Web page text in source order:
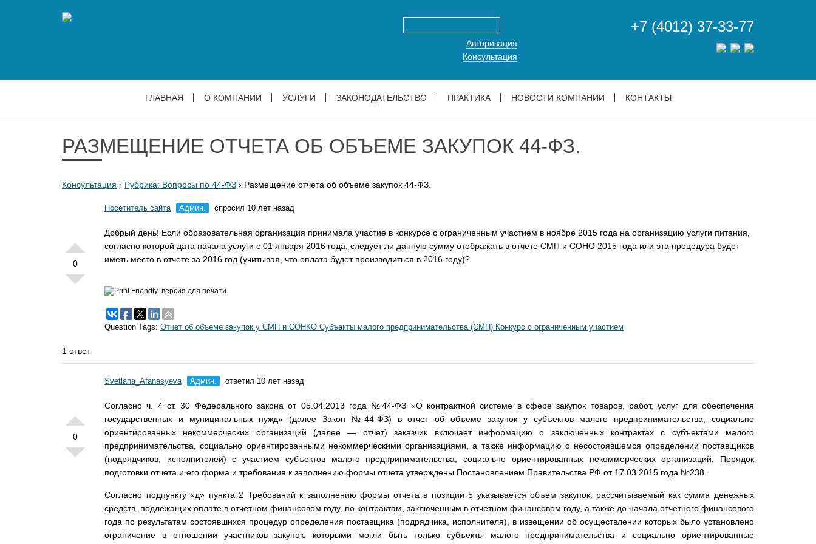
Авторизация
Консультация
+7 (4012) 37-33-77
ГЛАВНАЯ О КОМПАНИИ УСЛУГИ ЗАКОНОДАТЕЛЬСТВО ПРАКТИКА НОВОСТИ КОМПАНИИ КОНТАКТЫ
РАЗМЕЩЕНИЕ ОТЧЕТА ОБ ОБЪЕМЕ ЗАКУПОК 44-ФЗ.
Консультация › Рубрика: Вопросы по 44-ФЗ › Размещение отчета об объеме закупок 44-ФЗ.
0
Посетитель сайта Админ. спросил 10 лет назад
Добрый день! Если образовательная организация принимала участие в конкурсе с ограниченным участием в ноябре 2015 года на организацию услуги питания,
согласно которой дата начала услуги с 01 января 2016 года, следует ли данную сумму отображать в отчете СМП и СОНО 2015 года или эта процедура будет
иметь место в отчете за 2016 год (учитывая, что оплата будет производиться в 2016 году)?
версия для печати
Question Tags: Отчет об объеме закупок у СМП и СОНКО Субъекты малого предпринимательства (СМП) Конкурс с ограниченным участием
1 ответ
0
Svetlana_Afanasyeva Админ. ответил 10 лет назад
Согласно ч. 4 ст. 30 Федерального закона от 05.04.2013 года №44-ФЗ «О контрактной системе в сфере закупок товаров, работ, услуг для обеспечения
государственных и муниципальных нужд» (далее Закон №44-ФЗ) в отчет об объеме закупок у субъектов малого предпринимательства, социально
ориентированных некоммерческих организаций (далее — отчет) заказчик включает информацию о заключенных контрактах с субъектами малого
предпринимательства, социально ориентированными некоммерческими организациями, а также информацию о несостоявшемся определении поставщиков
(подрядчиков, исполнителей) с участием субъектов малого предпринимательства, социально ориентированных некоммерческих организаций. Порядок
подготовки отчета и его форма и требования к заполнению формы отчета утверждены Постановлением Правительства РФ от 17.03.2015 года №238.
Согласно подпункту «д» пункта 2 Требований к заполнению формы отчета в позиции 5 указывается объем закупок, рассчитываемый как сумма денежных
средств, подлежащих оплате в отчетном финансовом году, по контрактам, заключенным в отчетном финансовом году, а также до начала отчетного финансового
года по результатам состоявшихся процедур определения поставщика (подрядчика, исполнителя), в извещении об осуществлении которых было установлено
ограничение в отношении участников закупок, которыми могли быть только субъекты малого предпринимательства и социально ориентированные